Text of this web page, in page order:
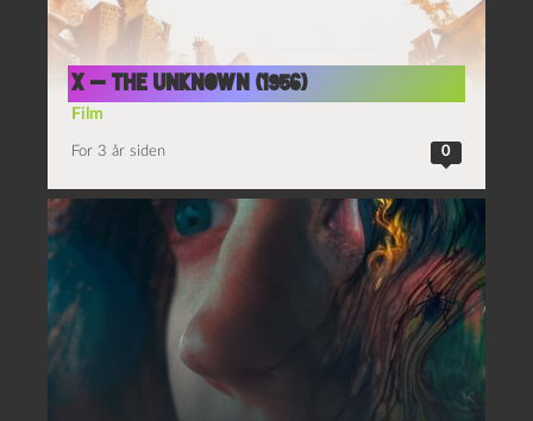
X — the unknown (1956)
Film
For 3 år siden 0